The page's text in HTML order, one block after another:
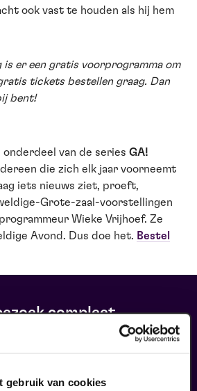
gebruik van cookies
ook vast te houden als hij hem
is er een gratis voorprogramma om
tickets bestellen graag. Dan
bent!
van de series GA!
die zich elk jaar voorneemt
iets nieuws ziet, proeft,
Grote-zaal-voorstellingen
Wieke Vrijhoef. Ze
Avond. Dus doe het. Bestel
compleet